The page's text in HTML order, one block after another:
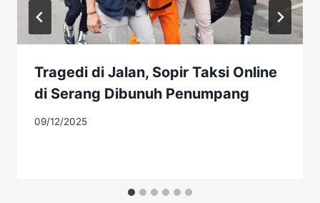
Tragedi di Jalan, Sopir Taksi Online
di Serang Dibunuh Penumpang
09/12/2025